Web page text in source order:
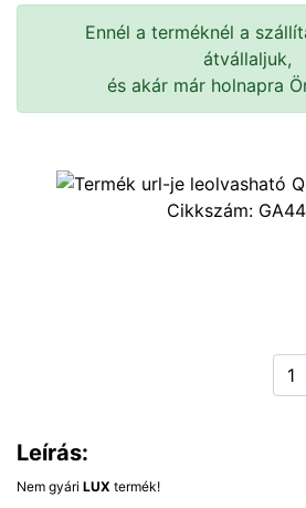
Ennél a terméknél a
átvállaljuk,
és akár már holnapra
Cikkszám:
Leírás:
Nem gyári LUX termék!